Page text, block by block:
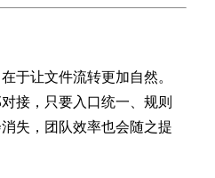
于让文件流转更加自然。
接，只要入口统一、规则
失，团队效率也会随之提